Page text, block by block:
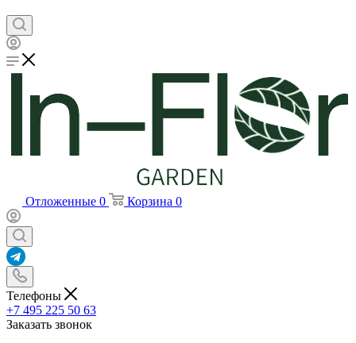
Отложенные 0 Корзина 0
Телефоны
+7 495 225 50 63
Заказать звонок